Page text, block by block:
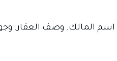
اسم المالك. وصف العقار.